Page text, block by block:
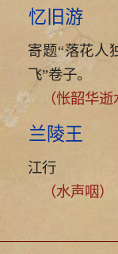
忆旧游
寄题“落花人
飞”卷子。
（怅韶华逝
兰陵王
江行
（水声咽）